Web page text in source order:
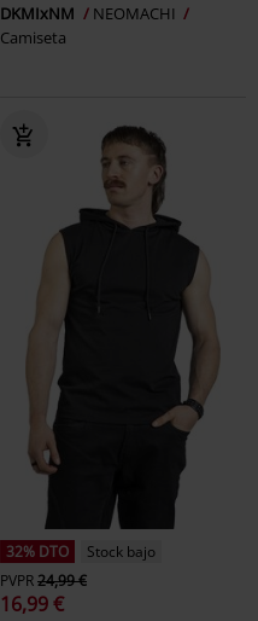
DKMIxNM
NEOMACHI
Camiseta
32% DTO
Stock bajo
PVPR24,99 €
16,99 €